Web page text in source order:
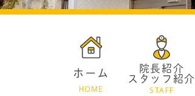
ホーム
HOME
院長紹介
スタッフ紹介
STAFF